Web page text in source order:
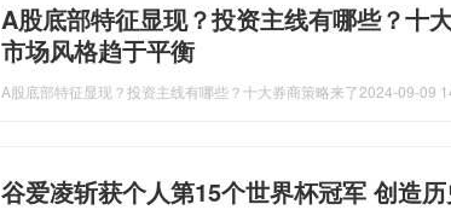
A股底部特征显现？投资主线有哪些？十
市场风格趋于平衡
A股底部特征显现？投资主线有哪些？十大券商策略来了2024-09-09
谷爱凌斩获个人第15个世界杯冠军 创造历